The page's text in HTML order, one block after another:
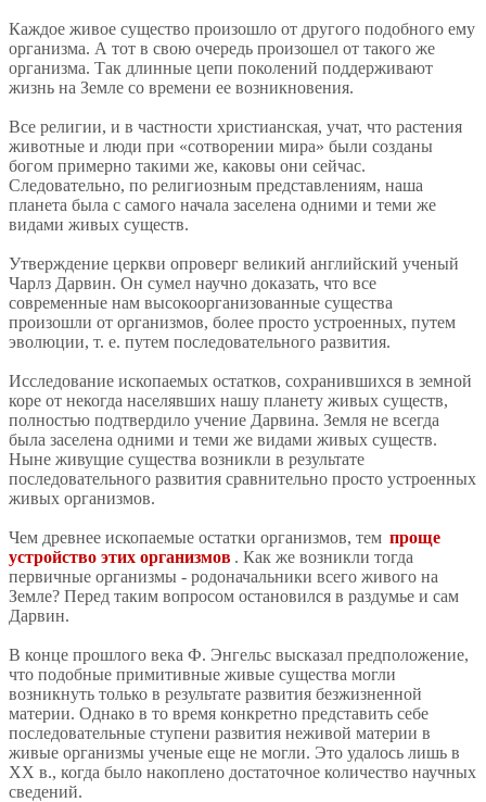
Каждое живое существо произошло от другого подобного ему
организма. А тот в свою очередь произошел от такого же
организма. Так длинные цепи поколений поддерживают
жизнь на Земле со времени ее возникновения.
Все религии, и в частности христианская, учат, что растения
животные и люди при «сотворении мира» были созданы
богом примерно такими же, каковы они сейчас.
Следовательно, по религиозным представлениям, наша
планета была с самого начала заселена одними и теми же
видами живых существ.
Утверждение церкви опроверг великий английский ученый
Чарлз Дарвин. Он сумел научно доказать, что все
современные нам высокоорганизованные существа
произошли от организмов, более просто устроенных, путем
эволюции, т. е. путем последовательного развития.
Исследование ископаемых остатков, сохранившихся в земной
коре от некогда населявших нашу планету живых существ,
полностью подтвердило учение Дарвина. Земля не всегда
была заселена одними и теми же видами живых существ.
Ныне живущие существа возникли в результате
последовательного развития сравнительно просто устроенных
живых организмов.
Чем древнее ископаемые остатки организмов, тем проще
устройство этих организмов . Как же возникли тогда
первичные организмы - родоначальники всего живого на
Земле? Перед таким вопросом остановился в раздумье и сам
Дарвин.
В конце прошлого века Ф. Энгельс высказал предположение,
что подобные примитивные живые существа могли
возникнуть только в результате развития безжизненной
материи. Однако в то время конкретно представить себе
последовательные ступени развития неживой материи в
живые организмы ученые еще не могли. Это удалось лишь в
XX в., когда было накоплено достаточное количество научных
сведений.